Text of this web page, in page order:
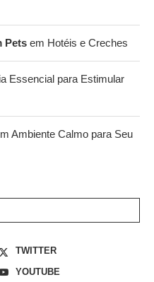
Pets em Hotéis e Creches
Essencial para Estimular
Ambiente Calmo para Seu
TWITTER
YOUTUBE